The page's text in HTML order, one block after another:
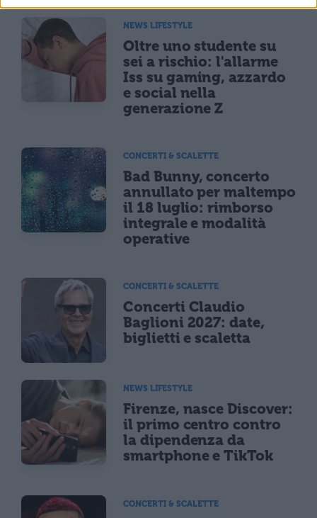
NEWS LIFESTYLE
Oltre uno studente su
sei a rischio: l'allarme
Iss su gaming, azzardo
e social nella
generazione Z
CONCERTI & SCALETTE
Bad Bunny, concerto
annullato per maltempo
il 18 luglio: rimborso
integrale e modalità
operative
CONCERTI & SCALETTE
Concerti Claudio
Baglioni 2027: date,
biglietti e scaletta
NEWS LIFESTYLE
Firenze, nasce Discover:
il primo centro contro
la dipendenza da
smartphone e TikTok
CONCERTI & SCALETTE